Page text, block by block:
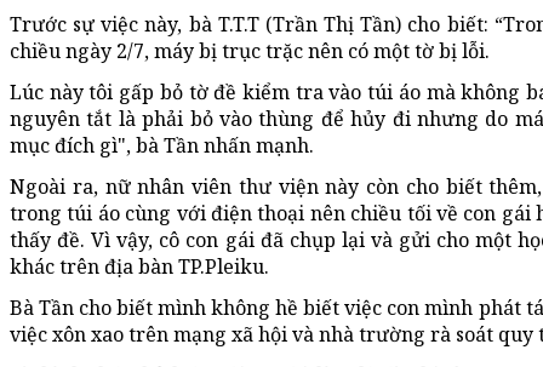
Trước sự việc này, bà T.T.T (Trần Thị Tần) cho biết:
chiều ngày 2/7, máy bị trục trặc nên có một tờ bị lỗi.
Lúc này tôi gấp bỏ tờ đề kiểm tra vào túi áo mà không
nguyên tắt là phải bỏ vào thùng để hủy đi nhưng do
mục đích gì", bà Tần nhấn mạnh.
Ngoài ra, nữ nhân viên thư viện này còn cho biết
trong túi áo cùng với điện thoại nên chiều tối về con gái
thấy đề. Vì vậy, cô con gái đã chụp lại và gửi cho một
khác trên địa bàn TP.Pleiku.
Bà Tần cho biết mình không hề biết việc con mình phát
việc xôn xao trên mạng xã hội và nhà trường rà soát quy